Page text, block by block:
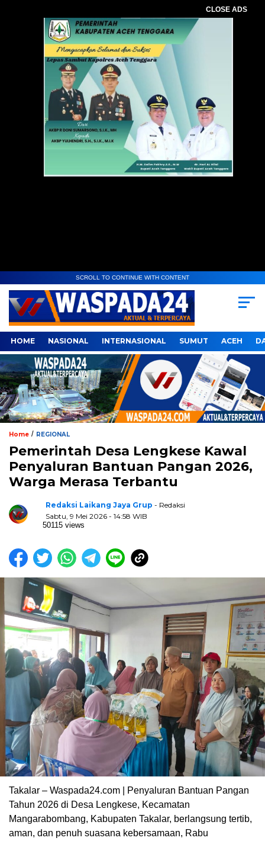
CLOSE ADS
SCROLL TO CONTINUE WITH CONTENT
HOME NASIONAL INTERNASIONAL SUMUT ACEH
Home / REGIONAL
Pemerintah Desa Lengkese Kawal
Penyaluran Bantuan Pangan 2026,
Warga Merasa Terbantu
Redaksi Laikang Jaya Grup - Redaksi
Sabtu, 9 Mei 2026 - 14:58 WIB
50115 views
Takalar – Waspada24.com | Penyaluran Bantuan Pangan
Tahun 2026 di Desa Lengkese, Kecamatan
Mangarabombang, Kabupaten Takalar, berlangsung tertib,
aman, dan penuh suasana kebersamaan, Rabu